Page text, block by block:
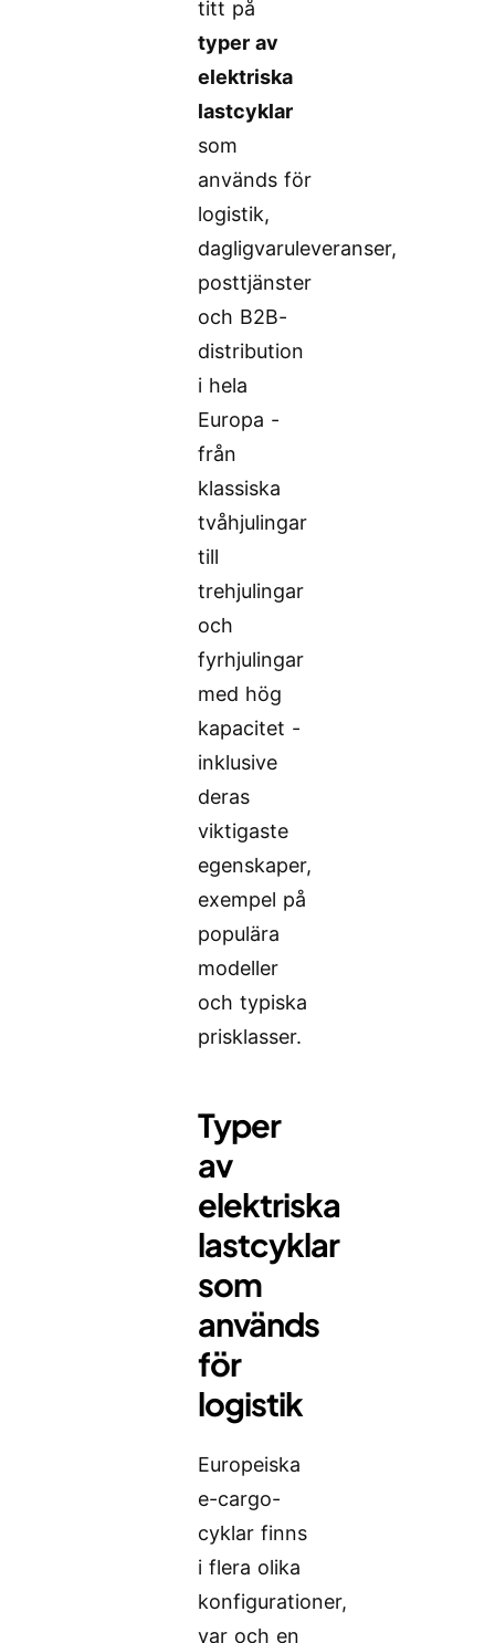
titt på
typer av
elektriska
lastcyklar
som
används för
logistik,
dagligvaruleveranser,
posttjänster
och B2B-
distribution
i hela
Europa -
från
klassiska
tvåhjulingar
till
trehjulingar
och
fyrhjulingar
med hög
kapacitet -
inklusive
deras
viktigaste
egenskaper,
exempel på
populära
modeller
och typiska
prisklasser.
Typer
av
elektriska
lastcyklar
som
används
för
logistik
Europeiska
e-cargo-
cyklar finns
i flera olika
konfigurationer,
var och en